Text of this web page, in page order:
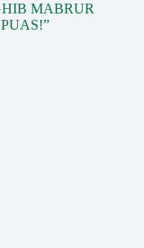
MABRUR